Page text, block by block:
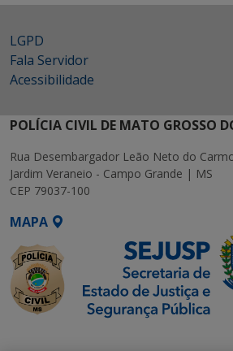
LGPD
Fala Servidor
Acessibilidade
POLÍCIA CIVIL DE MATO GROSSO
Rua Desembargador Leão Neto do
Jardim Veraneio - Campo Grande | MS
CEP 79037-100
MAPA